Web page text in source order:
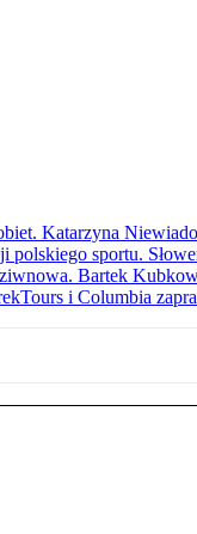
Katarzyna
polskiego sportu.
Bartek
i Columbia